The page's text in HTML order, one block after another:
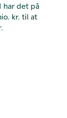
har det på
kr. til at